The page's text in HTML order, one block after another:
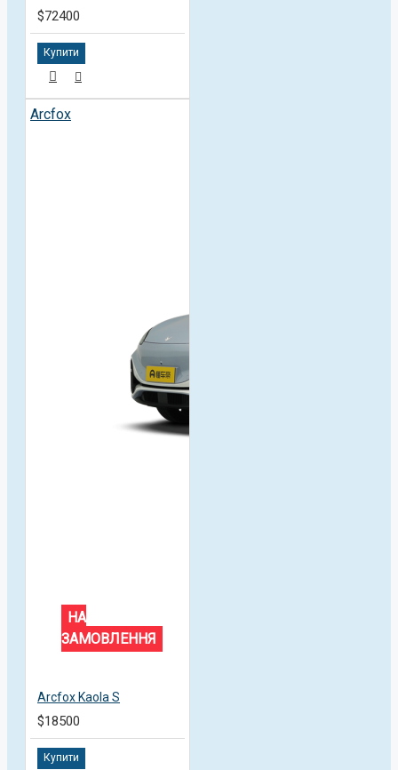
$72400
Купити
Arcfox
НА
ЗАМОВЛЕННЯ
Arcfox Kaola S
$18500
Купити